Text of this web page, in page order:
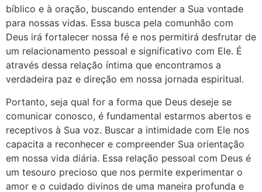
bíblico e à oração, buscando entender a Sua vontade
para nossas vidas. Essa busca pela comunhão com
Deus irá fortalecer nossa fé e nos permitirá desfrutar de
um relacionamento pessoal e significativo com Ele. É
através dessa relação íntima que encontramos a
verdadeira paz e direção em nossa jornada espiritual.
Portanto, seja qual for a forma que Deus deseje se
comunicar conosco, é fundamental estarmos abertos e
receptivos à Sua voz. Buscar a intimidade com Ele nos
capacita a reconhecer e compreender Sua orientação
em nossa vida diária. Essa relação pessoal com Deus é
um tesouro precioso que nos permite experimentar o
amor e o cuidado divinos de uma maneira profunda e